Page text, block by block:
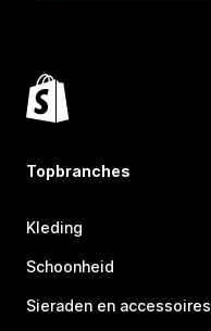
Topbranches
Kleding
Schoonheid
Sieraden en accessoires